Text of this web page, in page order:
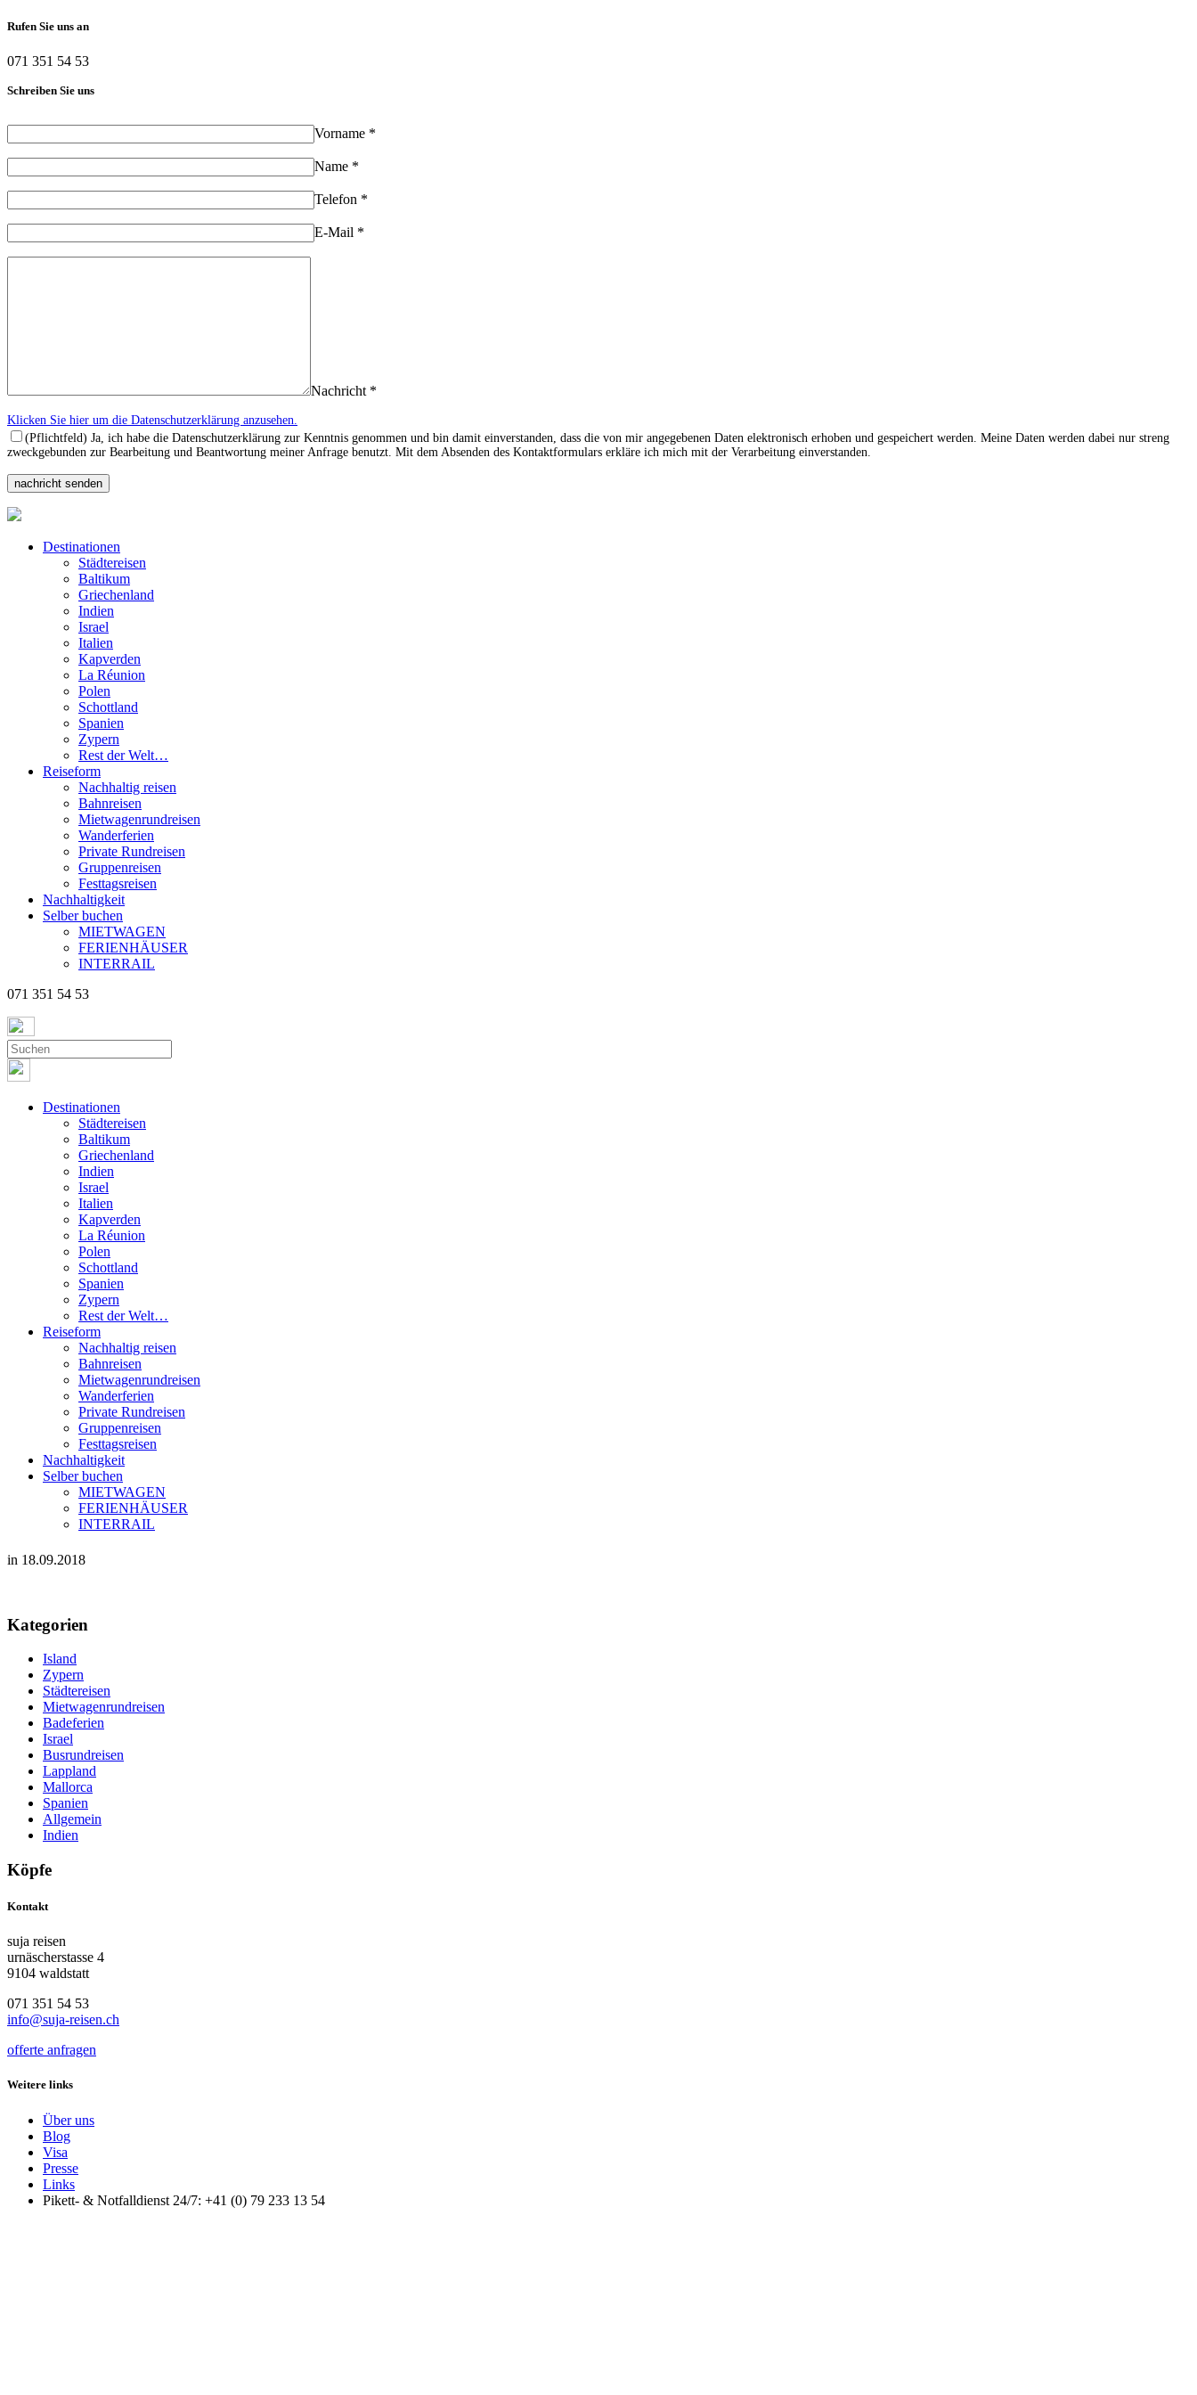
Rufen Sie uns an
071 351 54 53
Schreiben Sie uns
Vorname *
Name *
Telefon *
E-Mail *
Nachricht *
Klicken Sie hier um die Datenschutzerklärung anzusehen.
(Pflichtfeld) Ja, ich habe die Datenschutzerklärung zur Kenntnis genommen und bin damit einverstanden, dass die von mir angegebenen Daten elektronisch erhoben und gespeichert werden. Meine Daten werden dabei nur streng
zweckgebunden zur Bearbeitung und Beantwortung meiner Anfrage benutzt. Mit dem Absenden des Kontaktformulars erkläre ich mich mit der Verarbeitung einverstanden.
Destinationen
Städtereisen
Baltikum
Griechenland
Indien
Israel
Italien
Kapverden
La Réunion
Polen
Schottland
Spanien
Zypern
Rest der Welt…
Reiseform
Nachhaltig reisen
Bahnreisen
Mietwagenrundreisen
Wanderferien
Private Rundreisen
Gruppenreisen
Festtagsreisen
Nachhaltigkeit
Selber buchen
MIETWAGEN
FERIENHÄUSER
INTERRAIL
071 351 54 53
Destinationen
Städtereisen
Baltikum
Griechenland
Indien
Israel
Italien
Kapverden
La Réunion
Polen
Schottland
Spanien
Zypern
Rest der Welt…
Reiseform
Nachhaltig reisen
Bahnreisen
Mietwagenrundreisen
Wanderferien
Private Rundreisen
Gruppenreisen
Festtagsreisen
Nachhaltigkeit
Selber buchen
MIETWAGEN
FERIENHÄUSER
INTERRAIL
in 18.09.2018
Kategorien
Island
Zypern
Städtereisen
Mietwagenrundreisen
Badeferien
Israel
Busrundreisen
Lappland
Mallorca
Spanien
Allgemein
Indien
Köpfe
Kontakt
suja reisen
urnäscherstasse 4
9104 waldstatt
071 351 54 53
info@suja-reisen.ch
offerte anfragen
Weitere links
Über uns
Blog
Visa
Presse
Links
Pikett- & Notfalldienst 24/7: +41 (0) 79 233 13 54